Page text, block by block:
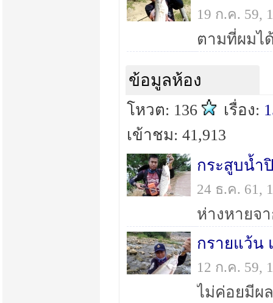
19 ก.ค. 59,
ข้อมูลห้อง
โหวต: 136 เรื่อง:
เข้าชม: 41,913
กระสูบน้ำ
24 ธ.ค. 61,
กรายแว้น
12 ก.ค. 59,